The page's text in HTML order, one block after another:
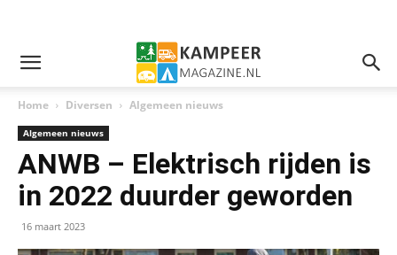
Home Diversen Algemeen nieuws
Algemeen nieuws
ANWB – Elektrisch rijden is
in 2022 duurder geworden
16 maart 2023